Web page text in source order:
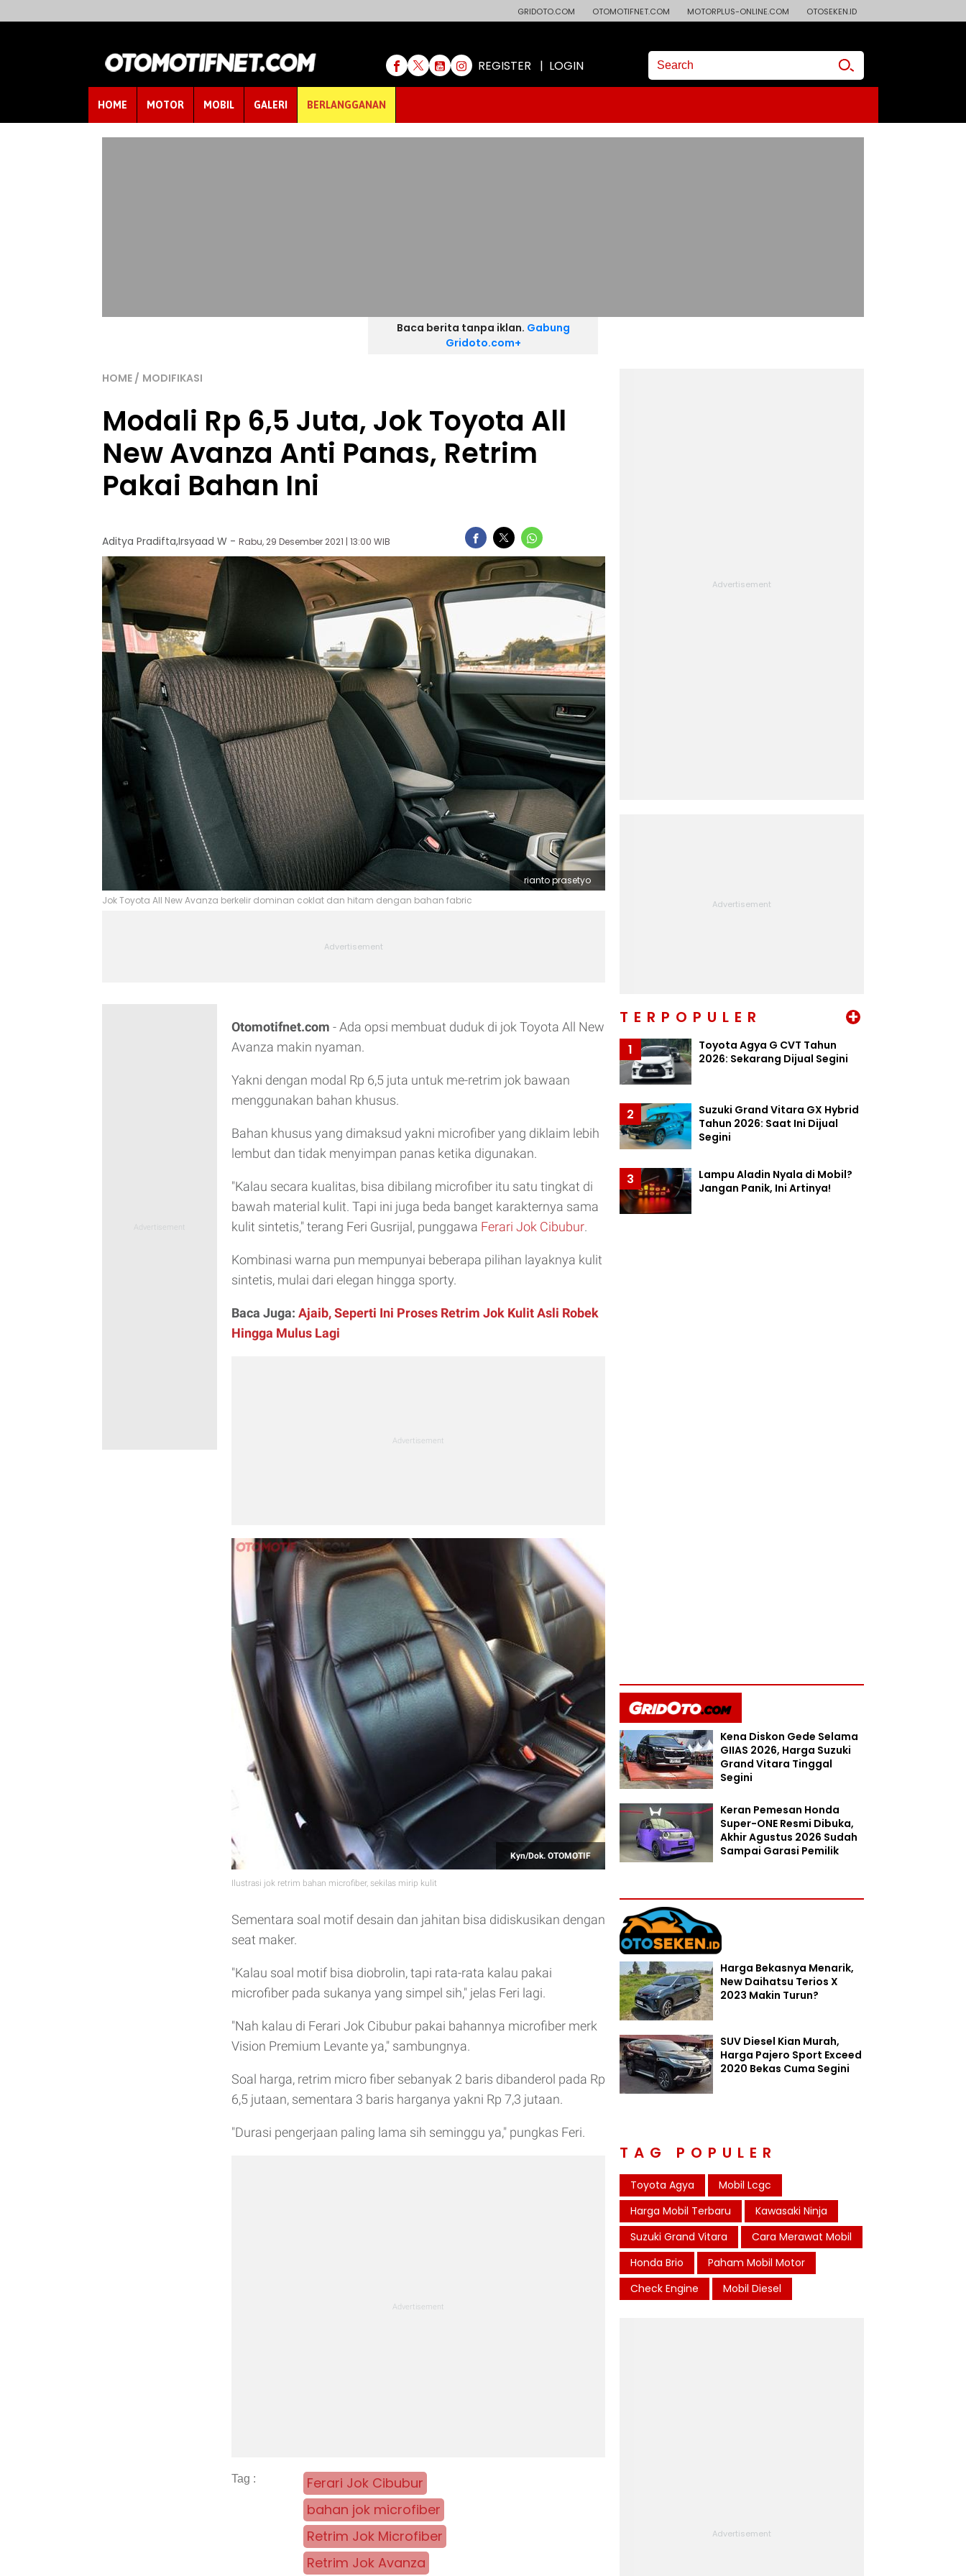
GRIDOTO.COM OTOMOTIFNET.COM MOTORPLUS-ONLINE.COM OTOSEKEN.ID
REGISTER | LOGIN
HOME MOTOR MOBIL GALERI BERLANGGANAN
Baca berita tanpa iklan. Gabung
Gridoto.com+
HOME MODIFIKASI
Modali Rp 6,5 Juta, Jok Toyota All
New Avanza Anti Panas, Retrim
Pakai Bahan Ini
Aditya Pradifta,Irsyaad W - Rabu, 29 Desember 2021 | 13:00 WIB
rianto prasetyo
Jok Toyota All New Avanza berkelir dominan coklat dan hitam dengan bahan fabric
Otomotifnet.com - Ada opsi membuat duduk di jok Toyota All New
Avanza makin nyaman.
Yakni dengan modal Rp 6,5 juta untuk me-retrim jok bawaan
menggunakan bahan khusus.
Bahan khusus yang dimaksud yakni microfiber yang diklaim lebih
lembut dan tidak menyimpan panas ketika digunakan.
"Kalau secara kualitas, bisa dibilang microfiber itu satu tingkat di
bawah material kulit. Tapi ini juga beda banget karakternya sama
kulit sintetis," terang Feri Gusrijal, punggawa Ferari Jok Cibubur.
Kombinasi warna pun mempunyai beberapa pilihan layaknya kulit
sintetis, mulai dari elegan hingga sporty.
Baca Juga: Ajaib, Seperti Ini Proses Retrim Jok Kulit Asli Robek
Hingga Mulus Lagi
Kyn/Dok. OTOMOTIF
Ilustrasi jok retrim bahan microfiber, sekilas mirip kulit
Sementara soal motif desain dan jahitan bisa didiskusikan dengan
seat maker.
"Kalau soal motif bisa diobrolin, tapi rata-rata kalau pakai
microfiber pada sukanya yang simpel sih," jelas Feri lagi.
"Nah kalau di Ferari Jok Cibubur pakai bahannya microfiber merk
Vision Premium Levante ya," sambungnya.
Soal harga, retrim micro fiber sebanyak 2 baris dibanderol pada Rp
6,5 jutaan, sementara 3 baris harganya yakni Rp 7,3 jutaan.
"Durasi pengerjaan paling lama sih seminggu ya," pungkas Feri.
Ferari Jok Cibubur
bahan jok microfiber
Retrim Jok Microfiber
Retrim Jok Avanza
TERPOPULER +
1
Toyota Agya G CVT Tahun
2026: Sekarang Dijual Segini
2
Suzuki Grand Vitara GX Hybrid
Tahun 2026: Saat Ini Dijual
Segini
3
Lampu Aladin Nyala di Mobil?
Jangan Panik, Ini Artinya!
Kena Diskon Gede Selama
GIIAS 2026, Harga Suzuki
Grand Vitara Tinggal
Segini
Keran Pemesan Honda
Super-ONE Resmi Dibuka,
Akhir Agustus 2026 Sudah
Sampai Garasi Pemilik
Harga Bekasnya Menarik,
New Daihatsu Terios X
2023 Makin Turun?
SUV Diesel Kian Murah,
Harga Pajero Sport Exceed
2020 Bekas Cuma Segini
TAG POPULER
Toyota Agya
Mobil Lcgc
Harga Mobil Terbaru
Kawasaki Ninja
Suzuki Grand Vitara
Cara Merawat Mobil
Honda Brio
Paham Mobil Motor
Check Engine
Mobil Diesel